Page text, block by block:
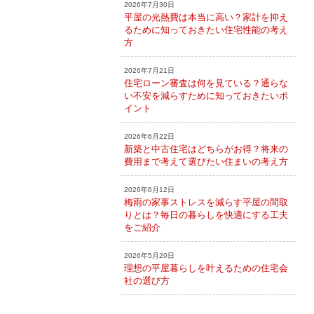
2026年7月30日
平屋の光熱費は本当に高い？家計を抑え
るために知っておきたい住宅性能の考え
方
2026年7月21日
住宅ローン審査は何を見ている？通らな
い不安を減らすために知っておきたいポ
イント
2026年6月22日
新築と中古住宅はどちらがお得？将来の
費用まで考えて選びたい住まいの考え方
2026年6月12日
梅雨の家事ストレスを減らす平屋の間取
りとは？毎日の暮らしを快適にする工夫
をご紹介
2026年5月20日
理想の平屋暮らしを叶えるための住宅会
社の選び方